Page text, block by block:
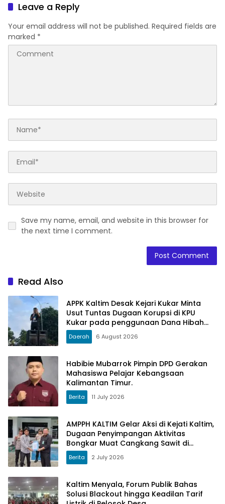
Leave a Reply
Your email address will not be published. Required fields are
marked *
Save my name, email, and website in this browser for
the next time I comment.
Read Also
APPK Kaltim Desak Kejari Kukar Minta
Usut Tuntas Dugaan Korupsi di KPU
Kukar pada penggunaan Dana Hibah
PSU Kukar Tahun 2025
Daerah 6 August 2026
Habibie Mubarrok Pimpin DPD Gerakan
Mahasiswa Pelajar Kebangsaan
Kalimantan Timur.
Berita 11 July 2026
AMPPH KALTIM Gelar Aksi di Kejati Kaltim,
Dugaan Penyimpangan Aktivitas
Bongkar Muat Cangkang Sawit di
Logpond Tubaan
Berita 2 July 2026
Kaltim Menyala, Forum Publik Bahas
Solusi Blackout hingga Keadilan Tarif